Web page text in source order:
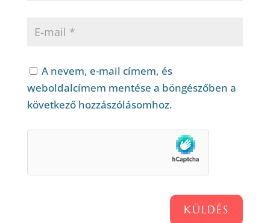
A nevem, e-mail címem, és
weboldalcímem mentése a böngészőben a
következő hozzászólásomhoz.
KÜLDÉS